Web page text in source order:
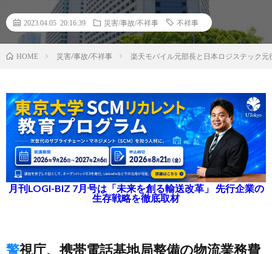
2023.04.05 20:16:39 災害/事故/不祥事 不祥事
HOME 災害/事故/不祥事 楽天モバイル元部長と日本ロジステック
月刊LOGI-BIZ 7月号は「未来を創る輸送改革」 先行企業の
生存戦略を徹底取材
警視庁、携帯電話基地局整備の物流業務費